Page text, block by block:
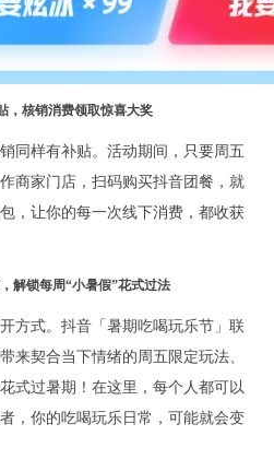
，核销消费领取惊喜大奖
同样有补贴。活动期间，只要周五
商家门店，扫码购买抖音团餐，就
，让你的每一次线下消费，都收获
解锁每周“小暑假”花式过法
方式。抖音「暑期吃喝玩乐节」联
来契合当下情绪的周五限定玩法、
式过暑期！在这里，每个人都可以
，你的吃喝玩乐日常，可能就会变